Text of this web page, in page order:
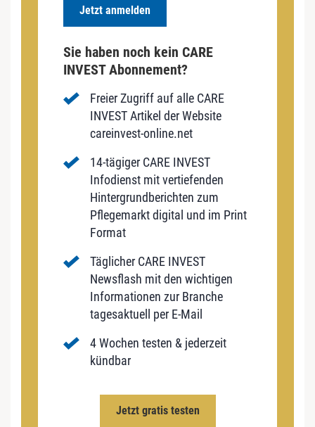
Jetzt anmelden
Sie haben noch kein CARE
INVEST Abonnement?
Freier Zugriff auf alle CARE
INVEST Artikel der Website
careinvest-online.net
14-tägiger CARE INVEST
Infodienst mit vertiefenden
Hintergrundberichten zum
Pflegemarkt digital und im Print
Format
Täglicher CARE INVEST
Newsflash mit den wichtigen
Informationen zur Branche
tagesaktuell per E-Mail
4 Wochen testen & jederzeit
kündbar
Jetzt gratis testen